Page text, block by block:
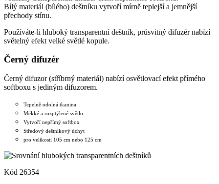
Bílý materiál (bílého) deštníku vytvoří mírně teplejší a jemnější
přechody stínu.
Používáte-li hluboký transparentní deštník, průsvitný difuzér nabízí
světelný efekt velké světlé kopule.
Černý difuzér
Černý difuzor (stříbrný materiál) nabízí osvětlovací efekt přímého
softboxu s jediným difuzorem.
Tepelně odolná tkanina
Měkké a rozptýlené světlo
Vytvoří nepřímý softbox
Středový deštníkový úchyt
pro velikosti 105 cm nebo 125 cm
Kód 26354